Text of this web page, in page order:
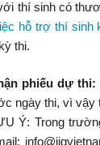
thí sinh có
hỗ trợ thí sinh
thi.
phiếu dự thi:
ngày thi, vì vậy
Ý: Trong